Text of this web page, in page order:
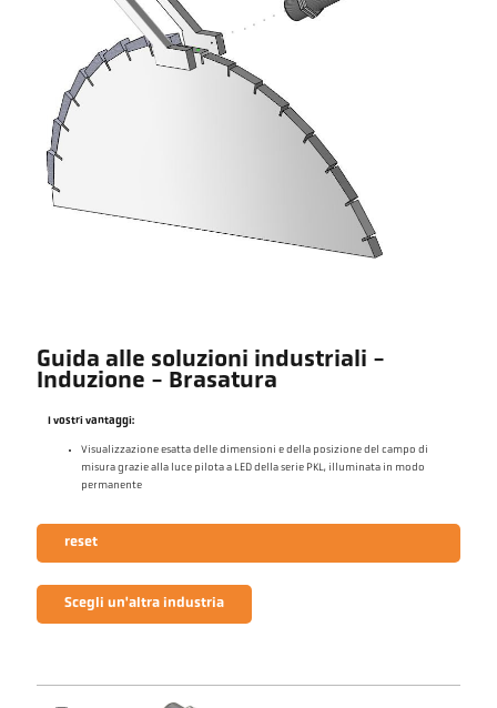
Guida alle soluzioni industriali -
Induzione - Brasatura
I vostri vantaggi:
Visualizzazione esatta delle dimensioni e della posizione del campo di
misura grazie alla luce pilota a LED della serie PKL, illuminata in modo
permanente
reset
Scegli un'altra industria